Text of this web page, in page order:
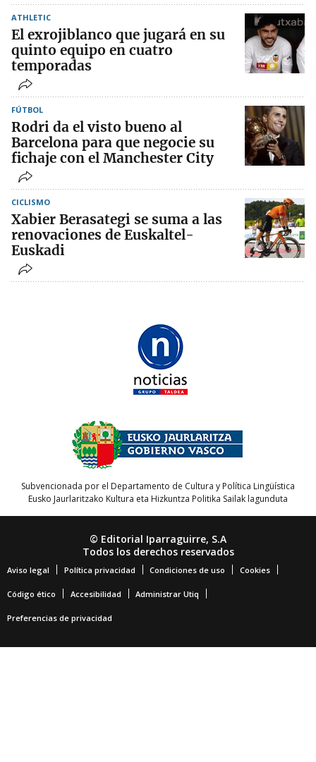
ATHLETIC
El exrojiblanco que jugará en su
quinto equipo en cuatro
temporadas
FÚTBOL
Rodri da el visto bueno al
Barcelona para que negocie su
fichaje con el Manchester City
CICLISMO
Xabier Berasategi se suma a las
renovaciones de Euskaltel-
Euskadi
Subvencionada por el Departamento de Cultura y Política Lingüística
Eusko Jaurlaritzako Kultura eta Hizkuntza Politika Sailak lagunduta
© Editorial Iparraguirre, S.A
Todos los derechos reservados
Aviso legal Política privacidad Condiciones de uso Cookies
Código ético Accesibilidad Administrar Utiq
Preferencias de privacidad